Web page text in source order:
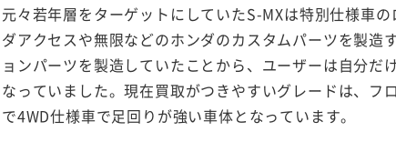
々若年層をターゲットにしていたS-MXは特別仕様車
アクセスや無限などのホンダのカスタムパーツを製造
ンパーツを製造していたことから、ユーザーは自分だ
っていました。現在買取がつきやすいグレードは、フ
4WD仕様車で足回りが強い車体となっています。